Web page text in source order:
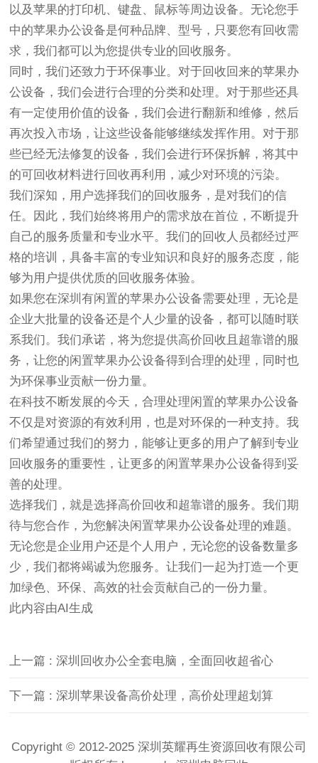
以及苹果的打印机、键盘、鼠标等周边设备。无论您手
中的苹果办公设备是何种品牌、型号，只要您有回收需
求，我们都可以为您提供专业的回收服务。
同时，我们还致力于环保事业。对于回收回来的苹果办
公设备，我们会进行合理的分类和处理。对于那些还具
有一定使用价值的设备，我们会进行翻新和维修，然后
再次投入市场，让这些设备能够继续发挥作用。对于那
些已经无法修复的设备，我们会进行环保拆解，将其中
的可回收材料进行回收再利用，减少对环境的污染。
我们深知，用户选择我们的回收服务，是对我们的信
任。因此，我们始终将用户的需求放在首位，不断提升
自己的服务质量和专业水平。我们的回收人员都经过严
格的培训，具备丰富的专业知识和良好的服务态度，能
够为用户提供优质的回收服务体验。
如果您在深圳有闲置的苹果办公设备需要处理，无论是
企业大批量的设备还是个人少量的设备，都可以随时联
系我们。我们承诺，将为您提供高价回收且超靠谱的服
务，让您的闲置苹果办公设备得到合理的处理，同时也
为环保事业贡献一份力量。
在科技不断发展的今天，合理处理闲置的苹果办公设备
不仅是对资源的有效利用，也是对环保的一种支持。我
们希望通过我们的努力，能够让更多的用户了解到专业
回收服务的重要性，让更多的闲置苹果办公设备得到妥
善的处理。
选择我们，就是选择高价回收和超靠谱的服务。我们期
待与您合作，为您解决闲置苹果办公设备处理的难题。
无论您是企业用户还是个人用户，无论您的设备数量多
少，我们都将竭诚为您服务。让我们一起为打造一个更
加绿色、环保、高效的社会贡献自己的一份力量。
此内容由AI生成
上一篇 : 深圳回收办公全套电脑，全面回收超省心
下一篇 : 深圳苹果设备高价处理，高价处理超划算
Copyright © 2012-2025 深圳英耀再生资源回收有限公司